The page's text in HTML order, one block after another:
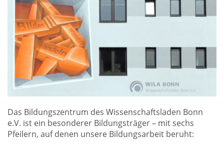
Das Bildungszentrum des Wissenschaftsladen Bonn
e.V. ist ein besonderer Bildungsträger – mit sechs
Pfeilern, auf denen unsere Bildungsarbeit beruht: